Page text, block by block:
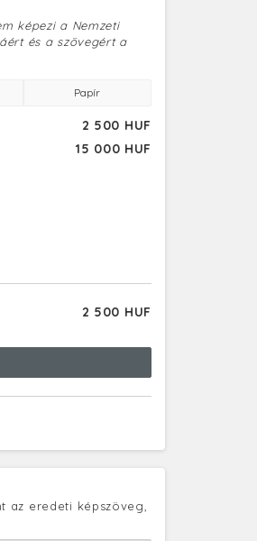
képezi a Nemzeti
és a szövegért a
Papír
2 500 HUF
15 000 HUF
2 500 HUF
az eredeti képszöveg,